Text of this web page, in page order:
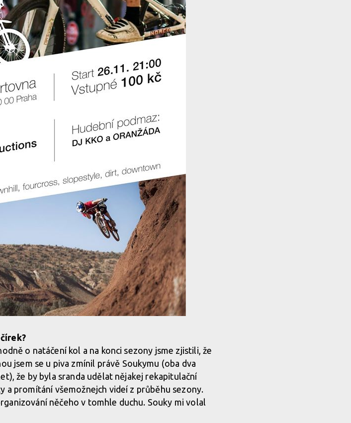
o natáčení kol a na konci sezony jsme zjistili, že
jsem se u piva zmínil právě Soukymu (oba dva
že by byla sranda udělat nějakej rekapitulační
a promítání všemožnejch videí z průběhu sezony.
něčeho v tomhle duchu. Souky mi volal